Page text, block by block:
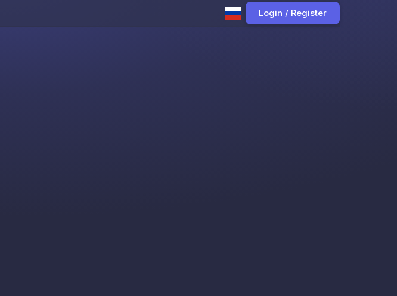
Login / Register